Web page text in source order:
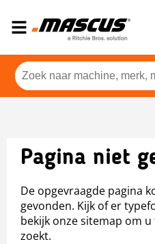
Pagina niet
De opgevraagde pagina
gevonden. Kijk of er
bekijk onze sitemap om
zoekt.